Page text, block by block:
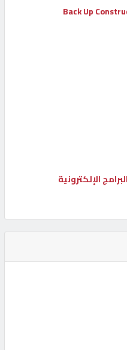
الإلكترونية